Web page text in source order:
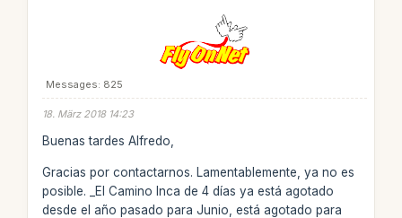
Messages: 825
18. März 2018 14:23
Buenas tardes Alfredo,
Gracias por contactarnos. Lamentablemente, ya no es
posible. _El Camino Inca de 4 días ya está agotado
desde el año pasado para Junio, está agotado para